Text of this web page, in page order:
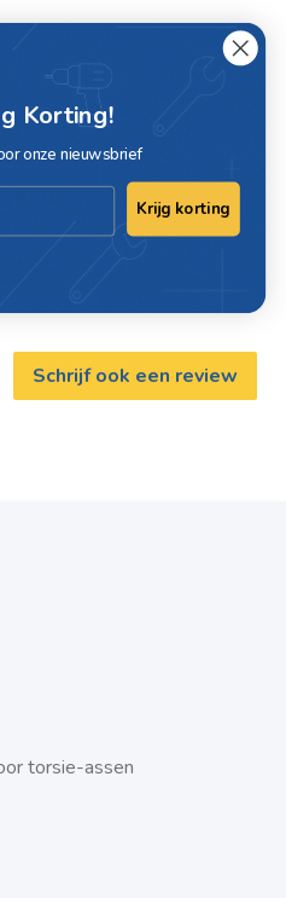
Schrijf ook een review
torsie-assen
Korting!
onze nieuwsbrief
Krijg korting